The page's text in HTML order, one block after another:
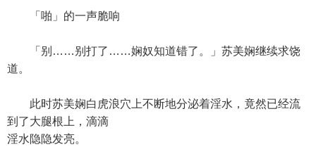
「啪」的一声脆响
「别……别打了……娴奴知道错了。」苏美娴继续求饶
道。
此时苏美娴白虎浪穴上不断地分泌着淫水，竟然已经流
到了大腿根上，滴滴
淫水隐隐发亮。